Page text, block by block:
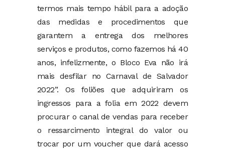
termos mais tempo hábil para a adoção
das medidas e procedimentos que
garantem a entrega dos melhores
serviços e produtos, como fazemos há 40
anos, infelizmente, o Bloco Eva não irá
mais desfilar no Carnaval de Salvador
2022”. Os foliões que adquiriram os
ingressos para a folia em 2022 devem
procurar o canal de vendas para receber
o ressarcimento integral do valor ou
trocar por um voucher que dará acesso